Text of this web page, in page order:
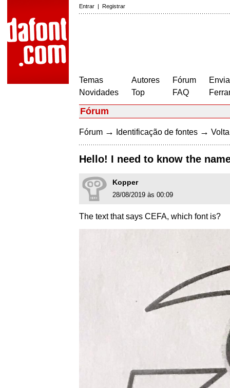
Entrar | Registrar
Temas
Novidades
Autores
Top
Fórum
FAQ
Fórum
Fórum → Identificação de fontes →
Hello! I need to know the
Kopper
28/08/2019 às 00:09
The text that says CEFA, which font is?